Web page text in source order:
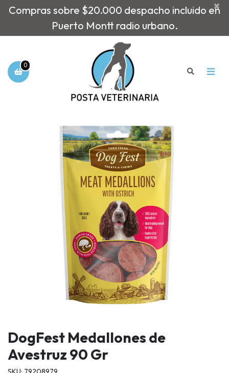
Compras sobre $20.000 despacho incluido en
Puerto Montt radio urbano.
×
0
DogFest Medallones de
Avestruz 90 Gr